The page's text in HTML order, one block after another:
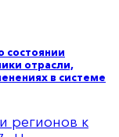
состоянии
отрасли,
в системе
регионов к